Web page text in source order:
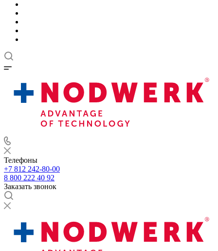
Телефоны
+7 812 242-80-00
8 800 222 40 92
Заказать звонок